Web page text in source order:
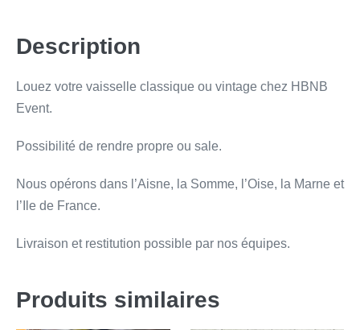
Description
Louez votre vaisselle classique ou vintage chez HBNB
Event.
Possibilité de rendre propre ou sale.
Nous opérons dans l’Aisne, la Somme, l’Oise, la Marne et
l’Ile de France.
Livraison et restitution possible par nos équipes.
Produits similaires